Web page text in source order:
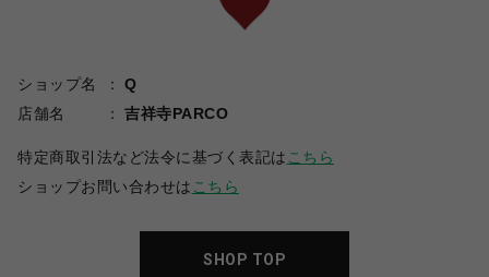
ショップ名
Q
店舗名
吉祥寺PARCO
特定商取引法など法令に基づく表記は こちら
ショップお問い合わせは こちら
SHOP TOP